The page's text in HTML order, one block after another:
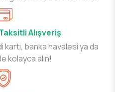
Alışveriş
banka havalesi ya da
kolayca alın!